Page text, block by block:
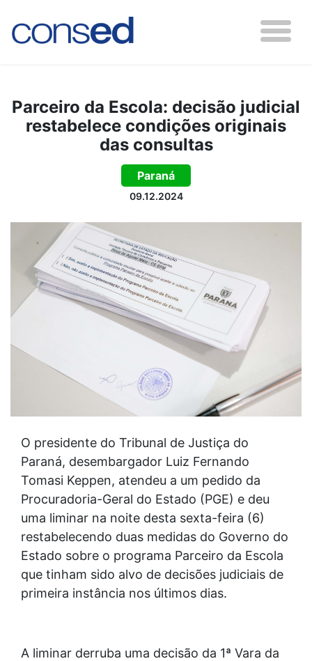
Parceiro da Escola: decisão judicial
restabelece condições originais
das consultas
Paraná
09.12.2024
O presidente do Tribunal de Justiça do
Paraná, desembargador Luiz Fernando
Tomasi Keppen, atendeu a um pedido da
Procuradoria-Geral do Estado (PGE) e deu
uma liminar na noite desta sexta-feira (6)
restabelecendo duas medidas do Governo do
Estado sobre o programa Parceiro da Escola
que tinham sido alvo de decisões judiciais de
primeira instância nos últimos dias.
A liminar derruba uma decisão da 1ª Vara da